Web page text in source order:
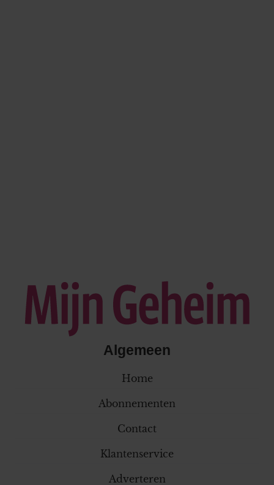
Algemeen
Home
Abonnementen
Contact
Klantenservice
Adverteren